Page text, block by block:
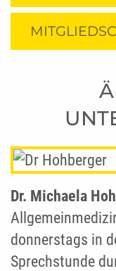
Dr. Michaela
donnerstags in
Sprechstunde